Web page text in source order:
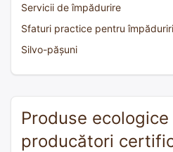
Servicii de împădurire
Sfaturi practice pentru
Silvo-pășuni
Produse
producători